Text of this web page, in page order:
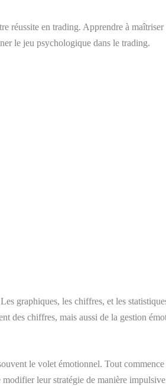
réussite en trading. Apprendre à maîtriser
le jeu psychologique dans le trading.
graphiques, les chiffres, et les
des chiffres, mais aussi de la gestion
le volet émotionnel. Tout
leur stratégie de manière